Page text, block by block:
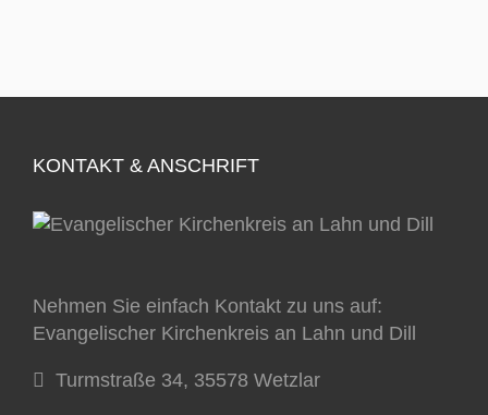
KONTAKT & ANSCHRIFT
Nehmen Sie einfach Kontakt zu uns auf:
Evangelischer Kirchenkreis an Lahn und Dill
Turmstraße 34, 35578 Wetzlar